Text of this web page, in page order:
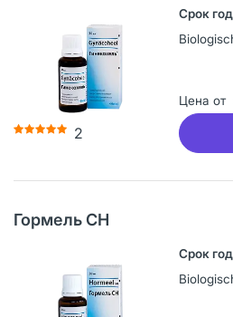
2
Цена от
Гормель СН